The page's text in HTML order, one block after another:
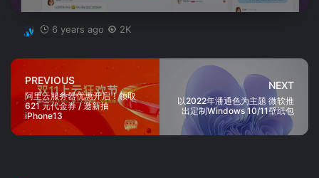
6 years ago 2K
PREVIOUS
阿里云服务器优惠开启！领取
621 元代金券 / 邀新抽
iPhone13
NEXT
以2022年潘通色为主题 微软推
出定制Windows 10/11壁纸包